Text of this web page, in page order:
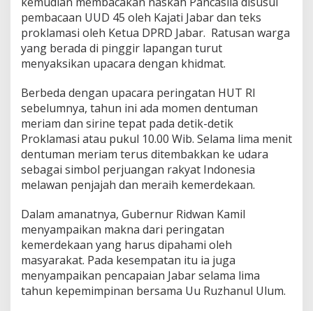
pembacaan UUD 45 oleh Kajati Jabar dan teks
proklamasi oleh Ketua DPRD Jabar. Ratusan warga
yang berada di pinggir lapangan turut
menyaksikan upacara dengan khidmat.
Berbeda dengan upacara peringatan HUT RI
sebelumnya, tahun ini ada momen dentuman
meriam dan sirine tepat pada detik-detik
Proklamasi atau pukul 10.00 Wib. Selama lima menit
dentuman meriam terus ditembakkan ke udara
sebagai simbol perjuangan rakyat Indonesia
melawan penjajah dan meraih kemerdekaan.
Dalam amanatnya, Gubernur Ridwan Kamil
menyampaikan makna dari peringatan
kemerdekaan yang harus dipahami oleh
masyarakat. Pada kesempatan itu ia juga
menyampaikan pencapaian Jabar selama lima
tahun kepemimpinan bersama Uu Ruzhanul Ulum.